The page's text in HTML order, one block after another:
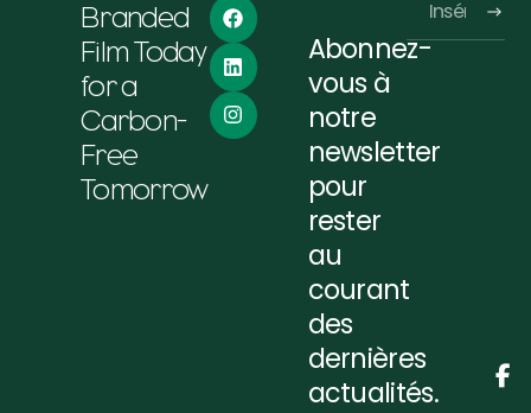
Branded
Film Today
for a
Carbon-
Free
Tomorrow
Abonnez-
vous à
notre
newsletter
pour
rester
au
courant
des
dernières
actualités.
Alternative: